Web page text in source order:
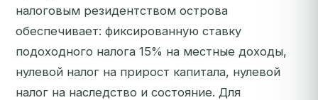
налоговым резидентством острова
обеспечивает: фиксированную ставку
подоходного налога 15% на местные доходы,
нулевой налог на прирост капитала, нулевой
налог на наследство и состояние. Для